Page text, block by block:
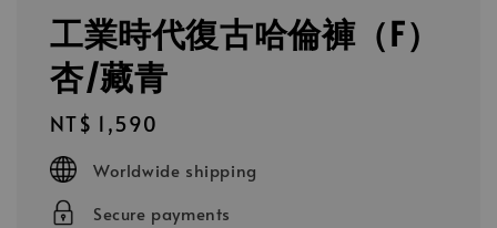
工業時代復古哈倫褲（F）
杏/藏青
Regular
price
NT$ 1,590
Worldwide shipping
Secure payments